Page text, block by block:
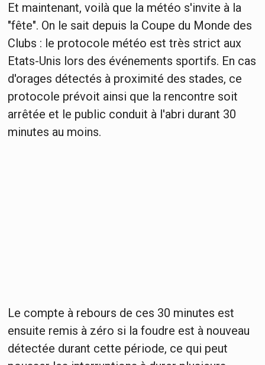
Et maintenant, voilà que la météo s'invite à la
"fête". On le sait depuis la Coupe du Monde des
Clubs : le protocole météo est très strict aux
Etats-Unis lors des événements sportifs. En cas
d'orages détectés à proximité des stades, ce
protocole prévoit ainsi que la rencontre soit
arrêtée et le public conduit à l'abri durant 30
minutes au moins.
Le compte à rebours de ces 30 minutes est
ensuite remis à zéro si la foudre est à nouveau
détectée durant cette période, ce qui peut